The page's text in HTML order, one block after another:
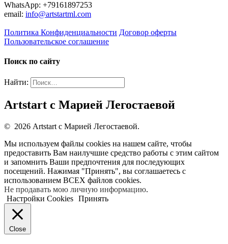
WhatsApp: +79161897253
email: info@artstartml.com
Политика Конфиденциальности Договор оферты
Пользовательское соглашение
Поиск по сайту
Найти:
Artstart с Марией Легостаевой
© 2026 Artstart с Марией Легостаевой.
Мы используем файлы cookies на нашем сайте, чтобы
предоставить Вам наилучшие средство работы с этим сайтом
и запомнить Ваши предпочтения для последующих
посещений. Нажимая "Принять", вы соглашаетесь с
использованием ВСЕХ файлов cookies.
Не продавать мою личную информацию.
Настройки Cookies Принять
Close